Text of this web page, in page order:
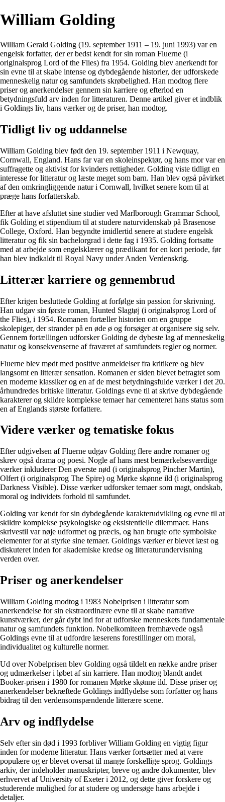
William Golding
William Gerald Golding (19. september 1911 – 19. juni 1993) var en
engelsk forfatter, der er bedst kendt for sin roman Fluerne (i
originalsprog Lord of the Flies) fra 1954. Golding blev anerkendt for
sin evne til at skabe intense og dybdegående historier, der udforskede
menneskelig natur og samfundets skrøbelighed. Han modtog flere
priser og anerkendelser gennem sin karriere og efterlod en
betydningsfuld arv inden for litteraturen. Denne artikel giver et indblik
i Goldings liv, hans værker og de priser, han modtog.
Tidligt liv og uddannelse
William Golding blev født den 19. september 1911 i Newquay,
Cornwall, England. Hans far var en skoleinspektør, og hans mor var en
suffragette og aktivist for kvinders rettigheder. Golding viste tidligt en
interesse for litteratur og læste meget som barn. Han blev også påvirket
af den omkringliggende natur i Cornwall, hvilket senere kom til at
præge hans forfatterskab.
Efter at have afsluttet sine studier ved Marlborough Grammar School,
fik Golding et stipendium til at studere naturvidenskab på Brasenose
College, Oxford. Han begyndte imidlertid senere at studere engelsk
litteratur og fik sin bachelorgrad i dette fag i 1935. Golding fortsatte
med at arbejde som engelsklærer og prædikant for en kort periode, før
han blev indkaldt til Royal Navy under Anden Verdenskrig.
Litterær karriere og gennembrud
Efter krigen besluttede Golding at forfølge sin passion for skrivning.
Han udgav sin første roman, Hunted Slagtøj (i originalsprog Lord of
the Flies), i 1954. Romanen fortæller historien om en gruppe
skolepiger, der strander på en øde ø og forsøger at organisere sig selv.
Gennem fortællingen udforsker Golding de dybeste lag af menneskelig
natur og konsekvenserne af fraværet af samfundets regler og normer.
Fluerne blev mødt med positive anmeldelser fra kritikere og blev
langsomt en litterær sensation. Romanen er siden blevet betragtet som
en moderne klassiker og en af de mest betydningsfulde værker i det 20.
århundredes britiske litteratur. Goldings evne til at skrive dybdegående
karakterer og skildre komplekse temaer har cementeret hans status som
en af ​​Englands største forfattere.
Videre værker og tematiske fokus
Efter udgivelsen af ​​Fluerne udgav Golding flere andre romaner og
skrev også drama og poesi. Nogle af hans mest bemærkelsesværdige
værker inkluderer Den øverste nød (i originalsprog Pincher Martin),
Olfert (i originalsprog The Spire) og Mørke skønne ild (i originalsprog
Darkness Visible). Disse værker udforsker temaer som magt, ondskab,
moral og individets forhold til samfundet.
Golding var kendt for sin dybdegående karakterudvikling og evne til at
skildre komplekse psykologiske og eksistentielle dilemmaer. Hans
skrivestil var nøje udformet og præcis, og han brugte ofte symbolske
elementer for at styrke sine temaer. Goldings værker er blevet læst og
diskuteret inden for akademiske kredse og litteraturundervisning
verden over.
Priser og anerkendelser
William Golding modtog i 1983 Nobelprisen i litteratur som
anerkendelse for sin ekstraordinære evne til at skabe narrative
kunstværker, der går dybt ind for at udforske menneskets fundamentale
natur og samfundets funktion. Nobelkomiteen fremhævede også
Goldings evne til at udfordre læserens forestillinger om moral,
individualitet og kulturelle normer.
Ud over Nobelprisen blev Golding også tildelt en række andre priser
og udmærkelser i løbet af sin karriere. Han modtog blandt andet
Booker-prisen i 1980 for romanen Mørke skønne ild. Disse priser og
anerkendelser bekræftede Goldings indflydelse som forfatter og hans
bidrag til den verdensomspændende litterære scene.
Arv og indflydelse
Selv efter sin død i 1993 forbliver William Golding en vigtig figur
inden for moderne litteratur. Hans værker fortsætter med at være
populære og er blevet oversat til mange forskellige sprog. Goldings
arkiv, der indeholder manuskripter, breve og andre dokumenter, blev
erhvervet af University of Exeter i 2012, og dette giver forskere og
studerende mulighed for at studere og undersøge hans arbejde i
detaljer.